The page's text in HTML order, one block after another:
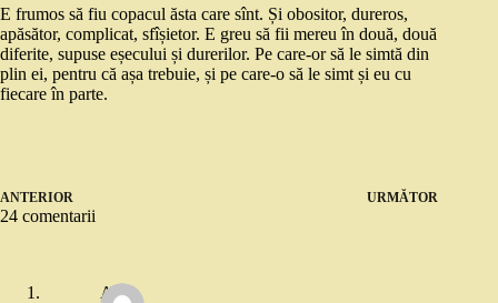
E frumos să fiu copacul ăsta care sînt. Și obositor, dureros,
apăsător, complicat, sfîșietor. E greu să fii mereu în două, două
diferite, supuse eșecului și durerilor. Pe care-or să le simtă din
plin ei, pentru că așa trebuie, și pe care-o să le simt și eu cu
fiecare în parte.
ANTERIOR URMĂTOR
24 comentarii
Alina